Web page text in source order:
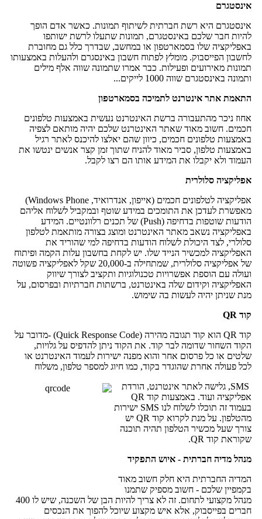
אינסטגרם
אינסטגרם היא רשת חברתית לשיתוף תמונות. כאשר אדם הופך
להיות חבר שלכם באינסטגרם, תמונות שתעלו לרשת ישותפו
באפליקציה שלו בסמארטפון או במחשב, שבדרך כלל גם מחוברת
לחשבון הפייסבוק. מומלץ לפתוח חשבון באינסגרם ולהעלות באמצעותו
תמונות מאירועים ופעילות. כבר אמרו שתמונה שווה אלף מילים
ותמונה באינסטגרם שווה 1000 לייקים...
התאמת אתר אינטרנט לתמיכה בסמארטפון
אחוז ניכר מהתעבורה ברשת האינטרנט נעשית באמצעות טלפונים
חכמים. חשוב מאוד שאתר האינטרנט שלכם יהיה מותאם לצפיה
באמצעות טלפונים חכמים, כיוון שהם יאלצו להיכנס לאתר רגיל
באמצעות טלפון, סביר מאוד להניח שתוך זמן קצר אנשים ינטשו את
העמוד ולא יקבלו את המידע אותו הם רצו לקבל.
אפליקציה סלולרית
אפליקציה לטלפונים חכמים (אייפון, אנדרואיד, Windows Phone)
מאפשרת לעדכן את התומכים במידע שוטף ובמקביל לשלוח אליהם
הודעות שוטפות בדחיפה (Push) של תכנים רלוונטיים. המידע
באפליקציה נשאב מאתר האינטרנט ומוצג בצורה מותאמת לטלפון
סלולרי, לצד היכולת לשלוח הודעות בדחיפה למי שהוריד את
האפליקציה למכשיר הנייד שלו. יש לקחת בחשבון עלות הקמה ופיתוח
של אפליקציה סלולרית, שמתחילה ב-20,000 שקל לאפליקציה פשוטה
ועולה עם הוספת אפשרויות טכנולוגיות ותקציב לצורך שיווק
האפליקציה וקידום שלה באינטרנט, ברשתות חברתיות ובפרסום, על
מנת שניתן יהיה לעשות בה שימוש.
קוד QR
קוד QR הוא קוד תגובה מהירה (Quick Response Code) -מדובר על
הקוד השחור שדומה לבר קוד. את הקוד ניתן להדפיס על גלויות,
שלטים או כל פרסום אחר והוא מפנה ישירות לעמוד האינטרנט או
לכל פעולה אחרת שהוגדר בקוד, כמו חיוג למספר טלפון, משלוח
SMS, גלישה לאתר אינטרנט, הורדת
אפליקציה ועוד. באמצעות קוד QR
בעמוד זה תוכלו לשלוח לנו SMS ישירות
מהטלפון. על מנת לקרוא קוד QR יש
צורך שעל מכשיר הטלפון תהיה תוכנה
שקוראת קוד QR.
מנהל מדיה חברתית - איוש התפקיד
המדיה החברתית היא חלק חשוב מאוד
בקמפיין שלכם - חשוב מספיק שתמנו
מנהל מקצועי לתחום. זה לא צריך להיות הבן של השכנה, שיש לו 400
חברים בפייסבוק, אלא איש מקצוע שיוכל להפוך את הנכסים